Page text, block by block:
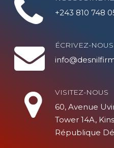
+243 810 748
ÉCRIVEZ-NOUS
VISITEZ-NOUS
60, Avenue
Tower 14A,
République